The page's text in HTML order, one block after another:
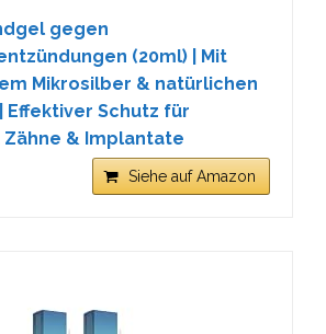
gegen
(20ml) | Mit
Mikrosilber & natürlichen
Effektiver Schutz für
Zähne & Implantate
Siehe auf Amazon